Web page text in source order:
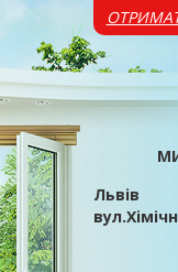
Львів